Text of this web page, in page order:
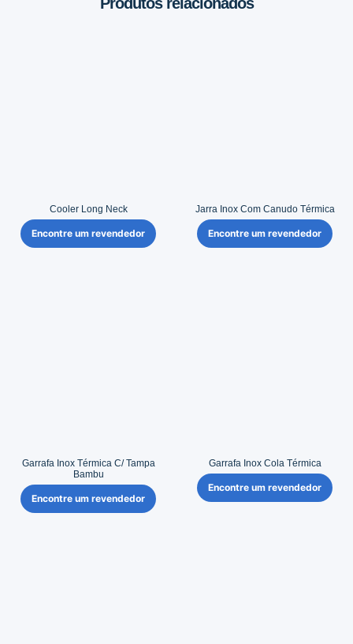
Cooler Long Neck
Encontre um revendedor
Jarra Inox Com Canudo Térmica
Encontre um revendedor
Garrafa Inox Térmica C/ Tampa
Bambu
Encontre um revendedor
Garrafa Inox Cola Térmica
Encontre um revendedor